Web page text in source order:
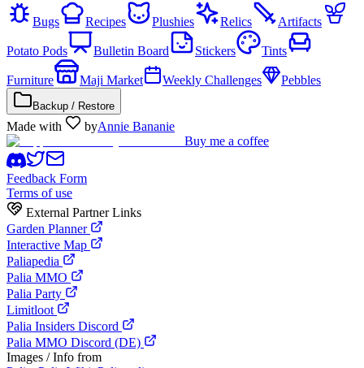
Bugs Recipes Plushies Relics Artifacts
Potato Pods Bulletin Board Stickers Tints
Furniture Maji Market Weekly Challenges Pebbles
Backup / Restore
Made with byAnnie Bananie
Buy me a coffee
Feedback Form
Terms of use
External Partner Links
Garden Planner
Interactive Map
Paliapedia
Palia MMO
Palia Party
Limitloot
Palia Insiders Discord
Palia MMO Discord (DE)
Images / Info from